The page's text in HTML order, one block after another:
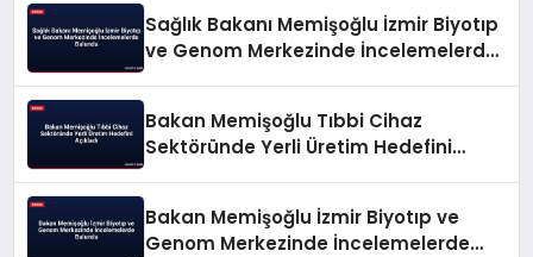
Sağlık Bakanı Memişoğlu İzmir Biyotıp
ve Genom Merkezinde İncelemelerde
Bakan Memişoğlu Tıbbi Cihaz
Sektöründe Yerli Üretim Hedefini
Bakan Memişoğlu İzmir Biyotıp ve
Genom Merkezinde İncelemelerde